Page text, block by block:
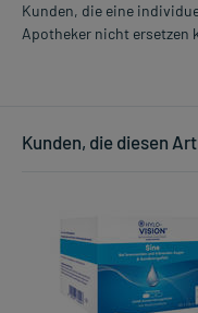
Kunden, die eine
Apotheker nicht ersetzen
Kunden, die diesen